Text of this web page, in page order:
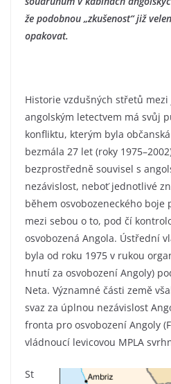
že podobnou „zkušenost“ již
opakovat.
Historie vzdušných střetů
angolským letectvem má svůj
konfliktu, kterým byla
bezmála 27 let (roky
bezprostředně souvisel s
nezávislost, neboť jednotlivé
během osvobozeneckého
mezi sebou o to, pod čí
osvobozená Angola. Ústřední
byla od roku 1975 v rukou
hnutí za osvobození Angoly)
Neta. Významné části země
svaz za úplnou nezávislost
fronta pro osvobození Angoly
vládnoucí levicovou MPLA
St